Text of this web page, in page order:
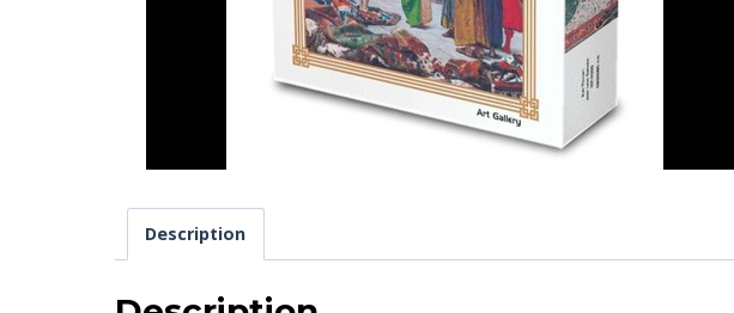
Description